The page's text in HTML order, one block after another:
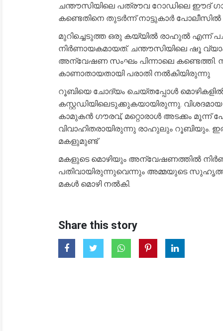
ചന്തൗസിയിലെ പത്രൗവ റോഡിലെ ഈദ്
കണ്ടെതിനെ തുടർന്ന് നാട്ടുകാർ
മുറിച്ചെടുത്ത ഒരു കയ്യിൽ രാഹുൽ
നിർണായകമായത്. ചന്തൗസിയിലെ ഷൂ
അന്വേഷണ സംഘം പിന്നാലെ കണ്ടെത്തി.
കാണാതായതായി പരാതി നൽകിയിരുന്നു
റൂബിയെ ചോദ്യം ചെയ്തപ്പോൾ
കസ്റ്റഡിയിലെടുക്കുകയായിരുന്നു.
കാമുകൻ ഗൗരവ്, മറ്റൊരാൾ അടക്കം മൂന്ന്
വിവാഹിതരായിരുന്നു രാഹുലും റൂബിയും.
മകളുമുണ്ട്
മകളുടെ മൊഴിയും അന്വേഷണത്തിൽ
പതിവായിരുന്നുവെന്നും അമ്മയുടെ
മകൾ മൊഴി നൽകി.
Share this story